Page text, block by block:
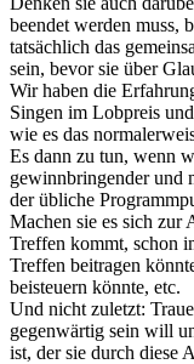
beendet werden muss,
tatsächlich das
sein, bevor sie über
Wir haben die
Singen im Lobpreis
wie es das
Es dann zu tun, wenn
gewinnbringender und
der übliche
Machen sie es sich zur
Treffen kommt, schon
Treffen beitragen
beisteuern könnte, etc.
Und nicht zuletzt:
gegenwärtig sein will
ist, der sie durch diese